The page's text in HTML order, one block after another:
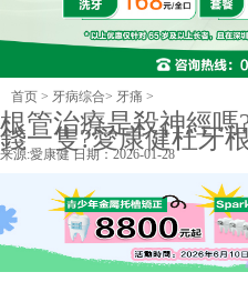
首页 > 牙病综合> 牙痛 >
根管治療是殺神經嗎
錢一隻?愛康健杜牙
来源:愛康健日期：2026-01-28